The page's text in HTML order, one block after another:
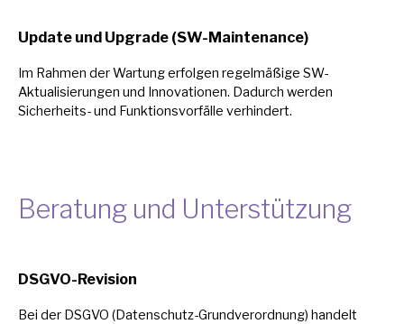
Update und Upgrade (SW-Maintenance)
Im Rahmen der Wartung erfolgen regelmäßige SW-
Aktualisierungen und Innovationen. Dadurch werden
Sicherheits- und Funktionsvorfälle verhindert.
Beratung und Unterstützung
DSGVO-Revision
Bei der DSGVO (Datenschutz-Grundverordnung) handelt